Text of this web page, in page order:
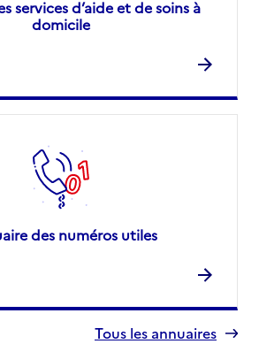
services d’aide et de soins à
domicile
des numéros utiles
Tous les annuaires